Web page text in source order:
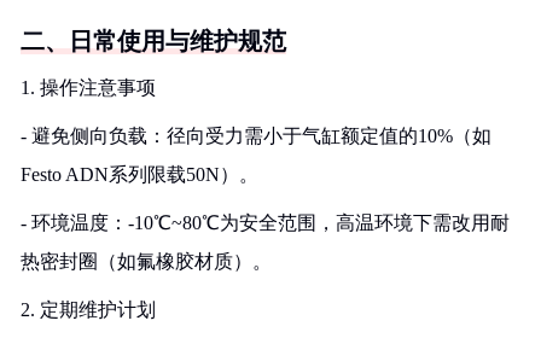
二、日常使用与维护规范
1. 操作注意事项
- 避免侧向负载：径向受力需小于气缸额定值的10%（如
Festo ADN系列限载50N）。
- 环境温度：-10℃~80℃为安全范围，高温环境下需改用耐
热密封圈（如氟橡胶材质）。
2. 定期维护计划